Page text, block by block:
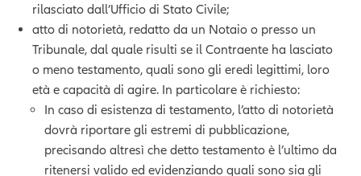
rilasciato dall’Ufficio di Stato Civile;
atto di notorietà, redatto da un Notaio o presso un
Tribunale, dal quale risulti se il Contraente ha lasciato
o meno testamento, quali sono gli eredi legittimi, loro
età e capacità di agire. In particolare è richiesto:
In caso di esistenza di testamento, l’atto di notorietà
dovrà riportare gli estremi di pubblicazione,
precisando altresì che detto testamento è l’ultimo da
ritenersi valido ed evidenziando quali sono sia gli